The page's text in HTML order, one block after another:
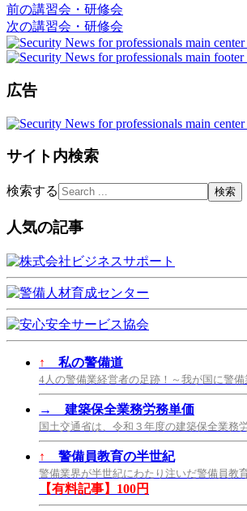
前の講習会・研修会
次の講習会・研修会
広告
サイト内検索
検索する
人気の記事
↑ 私の警備道
4人の警備業経営者の足跡！～我が国に警
→ 建築保全業務労務単価
国土交通省は、令和３年度の建築保全業務
↑ 警備員教育の半世紀
警備業界が半世紀にわたり注いだ警備員教
【有料記事】100円